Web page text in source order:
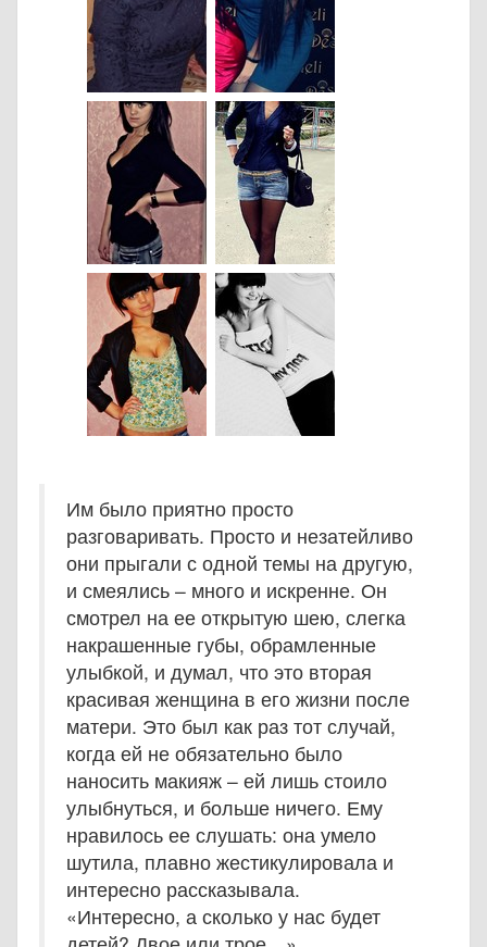
Им было приятно просто
разговаривать. Просто и незатейливо
они прыгали с одной темы на другую,
и смеялись – много и искренне. Он
смотрел на ее открытую шею, слегка
накрашенные губы, обрамленные
улыбкой, и думал, что это вторая
красивая женщина в его жизни после
матери. Это был как раз тот случай,
когда ей не обязательно было
наносить макияж – ей лишь стоило
улыбнуться, и больше ничего. Ему
нравилось ее слушать: она умело
шутила, плавно жестикулировала и
интересно рассказывала.
«Интересно, а сколько у нас будет